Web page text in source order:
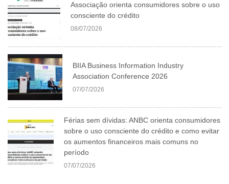
Associação orienta consumidores sobre o uso
consciente do crédito
08/07/2026
BIIA Business Information Industry
Association Conference 2026
07/07/2026
Férias sem dívidas: ANBC orienta consumidores
sobre o uso consciente do crédito e como evitar
os aumentos financeiros mais comuns no
período
07/07/2026